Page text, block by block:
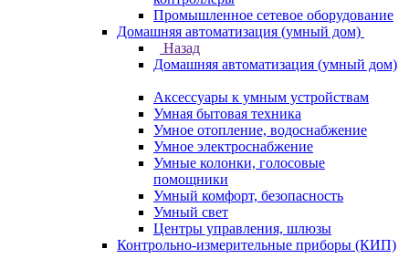
Промышленное сетевое оборудование
Домашняя автоматизация (умный дом)
Назад
Домашняя автоматизация (умный дом)
Аксессуары к умным устройствам
Умная бытовая техника
Умное отопление, водоснабжение
Умное электроснабжение
Умные колонки, голосовые
помощники
Умный комфорт, безопасность
Умный свет
Центры управления, шлюзы
Контрольно-измерительные приборы (КИП)